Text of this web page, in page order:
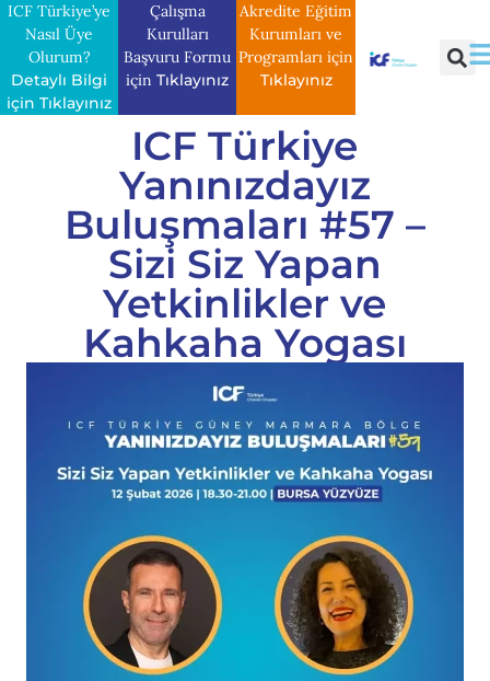
ICF Türkiye’ye
Nasıl Üye
Olurum?
Detaylı Bilgi
için Tıklayınız
Çalışma
Kurulları
Başvuru Formu
içinTıklayınız
Akredite Eğitim
Kurumları ve
Programları için
Tıklayınız
ICF Türkiye
Yanınızdayız
Buluşmaları #57 –
Sizi Siz Yapan
Yetkinlikler ve
Kahkaha Yogası